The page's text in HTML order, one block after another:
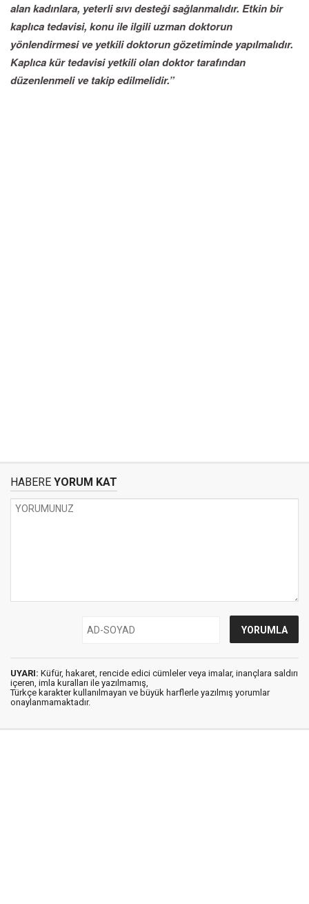
alan kadınlara, yeterli sıvı desteği sağlanmalıdır. Etkin bir
kaplıca tedavisi, konu ile ilgili uzman doktorun
yönlendirmesi ve yetkili doktorun gözetiminde yapılmalıdır.
Kaplıca kür tedavisi yetkili olan doktor tarafından
düzenlenmeli ve takip edilmelidir.”
HABERE YORUM KAT
UYARI: Küfür, hakaret, rencide edici cümleler veya imalar, inançlara saldırı
içeren, imla kuralları ile yazılmamış,
Türkçe karakter kullanılmayan ve büyük harflerle yazılmış yorumlar
onaylanmamaktadır.